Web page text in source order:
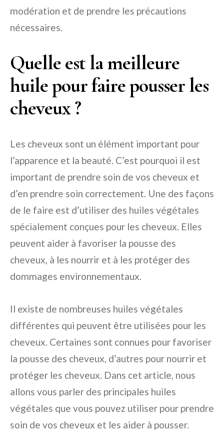
modération et de prendre les précautions
nécessaires.
Quelle est la meilleure
huile pour faire pousser les
cheveux ?
Les cheveux sont un élément important pour
l’apparence et la beauté. C’est pourquoi il est
important de prendre soin de vos cheveux et
d’en prendre soin correctement. Une des façons
de le faire est d’utiliser des huiles végétales
spécialement conçues pour les cheveux. Elles
peuvent aider à favoriser la pousse des
cheveux, à les nourrir et à les protéger des
dommages environnementaux.
Il existe de nombreuses huiles végétales
différentes qui peuvent être utilisées pour les
cheveux. Certaines sont connues pour favoriser
la pousse des cheveux, d’autres pour nourrir et
protéger les cheveux. Dans cet article, nous
allons vous parler des principales huiles
végétales que vous pouvez utiliser pour prendre
soin de vos cheveux et les aider à pousser.